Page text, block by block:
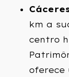
km a
centro
oferece